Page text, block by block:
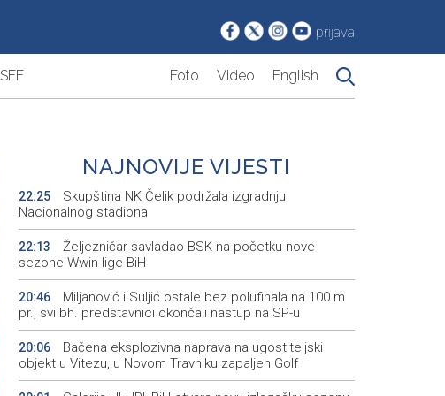
prijava
SFF Foto Video English
NAJNOVIJE VIJESTI
22:25
Skupština NK Čelik podržala izgradnju
Nacionalnog stadiona
22:13
Željezničar savladao BSK na početku nove
sezone Wwin lige BiH
20:46
Miljanović i Suljić ostale bez polufinala na 100 m
pr., svi bh. predstavnici okončali nastup na SP-u
20:06
Bačena eksplozivna naprava na ugostiteljski
objekt u Vitezu, u Novom Travniku zapaljen Golf